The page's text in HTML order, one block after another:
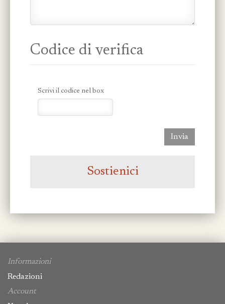
Codice di verifica
Scrivi il codice nel box
Invia
Sostienici
Informazioni
Redazioni
Account